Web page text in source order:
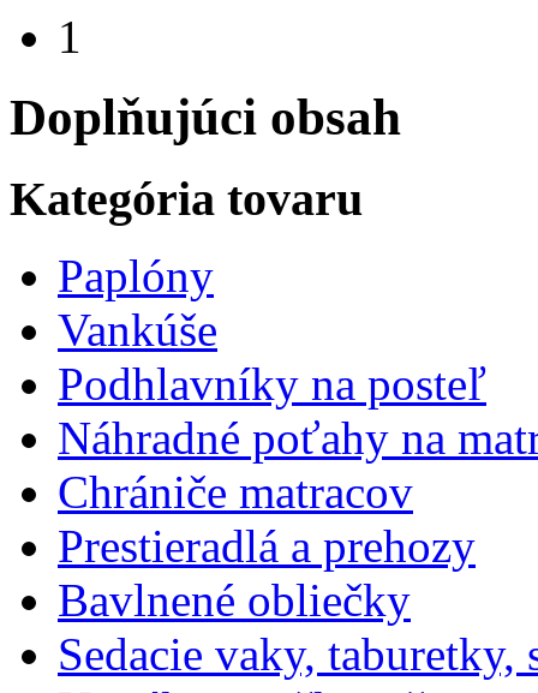
1
Doplňujúci obsah
Kategória tovaru
Paplóny
Vankúše
Podhlavníky na posteľ
Náhradné poťahy na
Chrániče matracov
Prestieradlá a prehozy
Bavlnené obliečky
Sedacie vaky, taburetky,